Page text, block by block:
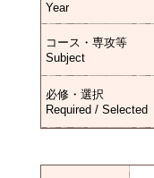
Year
コース・専攻等
Subject
必修・選択
Required / Selected